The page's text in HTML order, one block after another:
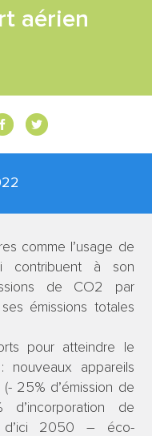
TRAVAUX
CONTACT
aérien
comme l’usage de
contribuent à son
de CO2 par
émissions totales
pour atteindre le
appareils
25% d’émission de
de
d’ici 2050 – éco-